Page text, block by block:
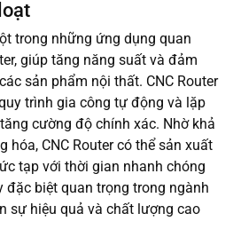
trong những ứng dụng quan
giúp tăng năng suất và đảm
sản phẩm nội thất. CNC Router
trình gia công tự động và lặp
cường độ chính xác. Nhờ khả
hóa, CNC Router có thể sản xuất
tạp với thời gian nhanh chóng
đặc biệt quan trọng trong ngành
sự hiệu quả và chất lượng cao